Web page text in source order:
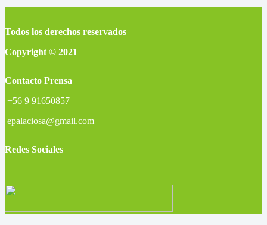
Todos los derechos reservados
Copyright © 2021
Contacto Prensa
+56 9 91650857
epalaciosa@gmail.com
Redes Sociales